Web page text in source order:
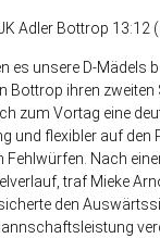
Adler Bottrop 13:12
es unsere D-Mädels
Bottrop ihren
zum Vortag eine
und flexibler auf den
Fehlwürfen. Nach
traf Mieke
den